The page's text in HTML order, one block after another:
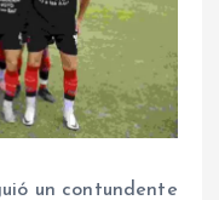
un contundente